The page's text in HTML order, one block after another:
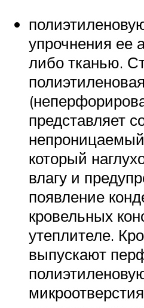
упрочнения ее
либо тканью.
представляет
который
влагу и
появление
кровельных
утеплителе.
выпускают